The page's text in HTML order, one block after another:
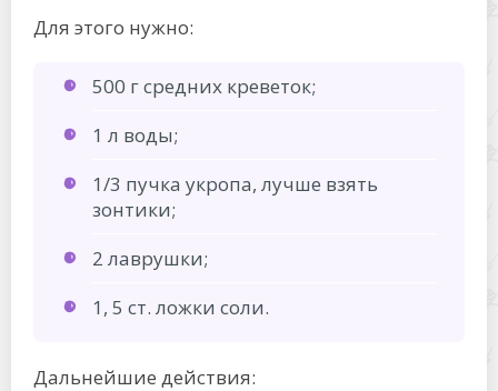
Для этого нужно:
500 г средних креветок;
1 л воды;
1/3 пучка укропа, лучше взять
зонтики;
2 лаврушки;
1, 5 ст. ложки соли.
Дальнейшие действия: